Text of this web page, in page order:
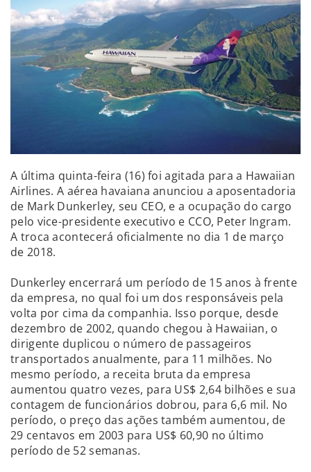
A última quinta-feira (16) foi agitada para a Hawaiian
Airlines. A aérea havaiana anunciou a aposentadoria
de Mark Dunkerley, seu CEO, e a ocupação do cargo
pelo vice-presidente executivo e CCO, Peter Ingram.
A troca acontecerá oficialmente no dia 1 de março
de 2018.
Dunkerley encerrará um período de 15 anos à frente
da empresa, no qual foi um dos responsáveis pela
volta por cima da companhia. Isso porque, desde
dezembro de 2002, quando chegou à Hawaiian, o
dirigente duplicou o número de passageiros
transportados anualmente, para 11 milhões. No
mesmo período, a receita bruta da empresa
aumentou quatro vezes, para US$ 2,64 bilhões e sua
contagem de funcionários dobrou, para 6,6 mil. No
período, o preço das ações também aumentou, de
29 centavos em 2003 para US$ 60,90 no último
período de 52 semanas.